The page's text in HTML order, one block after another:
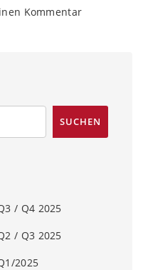
Kommentar
/ Q4 2025
/ Q3 2025
2025